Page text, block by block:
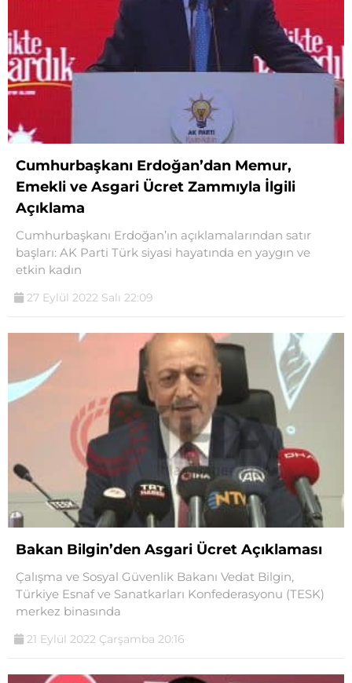
Cumhurbaşkanı Erdoğan’dan Memur,
Emekli ve Asgari Ücret Zammıyla İlgili
Açıklama
Cumhurbaşkanı Erdoğan’ın açıklamalarından satır
başları: AK Parti Türk siyasi hayatında en yaygın ve
etkin kadın
27 Eylül 2022 Salı 22:09
Bakan Bilgin’den Asgari Ücret Açıklaması
Çalışma ve Sosyal Güvenlik Bakanı Vedat Bilgin,
Türkiye Esnaf ve Sanatkarları Konfederasyonu (TESK)
merkez binasında
21 Eylül 2022 Çarşamba 20:16